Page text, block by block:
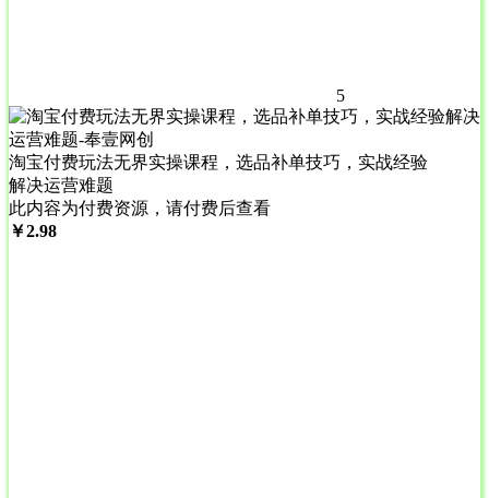
5
淘宝付费玩法无界实操课程，选品补单技巧，实战经验
解决运营难题
此内容为付费资源，请付费后查看
￥2.98